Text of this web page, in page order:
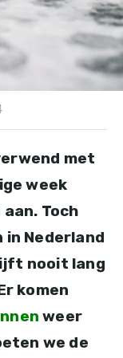
met
week
Toch
in Nederland
nooit lang
komen
weer
we de